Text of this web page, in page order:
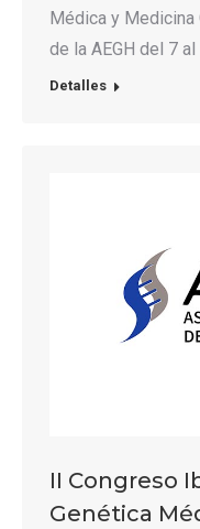
Médica y Medicina
de la AEGH del 7
Detalles
II Congreso
Genética